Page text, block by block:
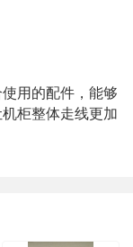
用的配件，能够
柜整体走线更加